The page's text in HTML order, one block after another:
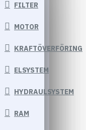
FILTER
MOTOR
KRAFTÖVERFÖRING
ELSYSTEM
HYDRAULSYSTEM
RAM